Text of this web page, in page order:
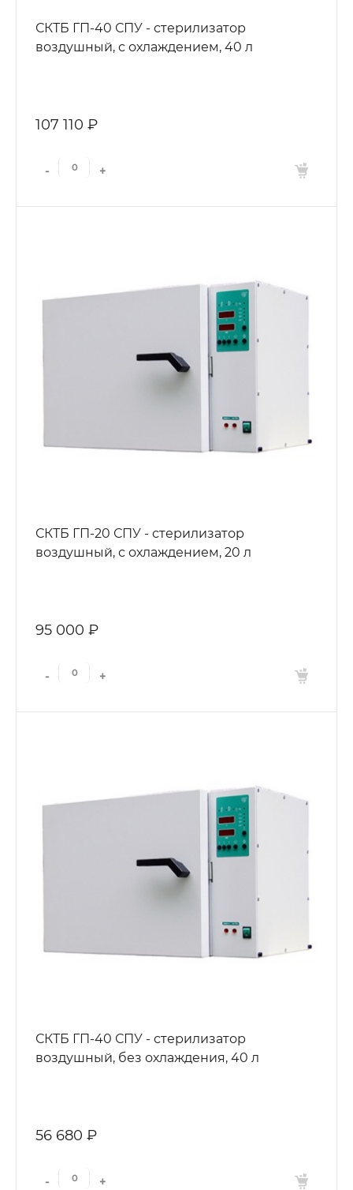
СКТБ ГП-40 СПУ - стерилизатор
воздушный, с охлаждением, 40 л
107 110 ₽
- +
СКТБ ГП-20 СПУ - стерилизатор
воздушный, с охлаждением, 20 л
95 000 ₽
- +
СКТБ ГП-40 СПУ - стерилизатор
воздушный, без охлаждения, 40 л
56 680 ₽
- +